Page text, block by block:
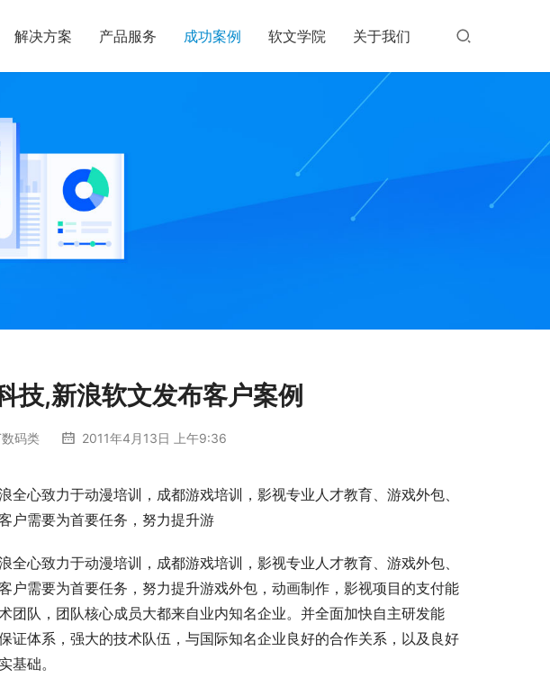
解决方案 产品服务 成功案例 软文学院 关于我们
技,新浪软文发布客户案例
码类 2011年4月13日 上午9:36
全心致力于动漫培训，成都游戏培训，影视专业人才教育、游戏外包、
户需要为首要任务，努力提升游
全心致力于动漫培训，成都游戏培训，影视专业人才教育、游戏外包、
户需要为首要任务，努力提升游戏外包，动画制作，影视项目的支付能
团队，团队核心成员大都来自业内知名企业。并全面加快自主研发能
证体系，强大的技术队伍，与国际知名企业良好的合作关系，以及良好
基础。